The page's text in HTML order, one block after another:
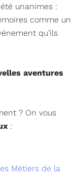
unanimes :
comme un
qu’ils
aventures
? On vous
:
Métiers de la